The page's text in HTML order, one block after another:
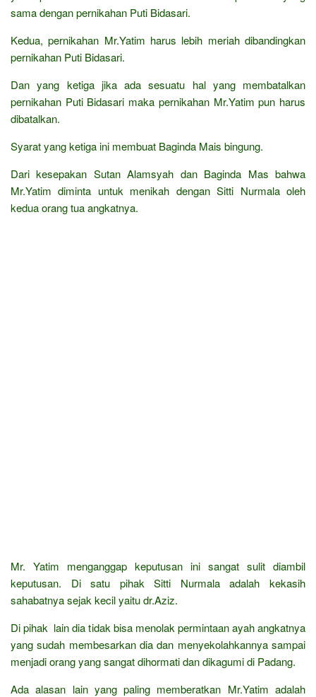
sama dengan pernikahan Puti Bidasari.
Kedua, pernikahan Mr.Yatim harus lebih meriah dibandingkan
pernikahan Puti Bidasari.
Dan yang ketiga jika ada sesuatu hal yang membatalkan
pernikahan Puti Bidasari maka pernikahan Mr.Yatim pun harus
dibatalkan.
Syarat yang ketiga ini membuat Baginda Mais bingung.
Dari kesepakan Sutan Alamsyah dan Baginda Mas bahwa
Mr.Yatim diminta untuk menikah dengan Sitti Nurmala oleh
kedua orang tua angkatnya.
Mr. Yatim menganggap keputusan ini sangat sulit diambil
keputusan. Di satu pihak Sitti Nurmala adalah kekasih
sahabatnya sejak kecil yaitu dr.Aziz.
Di pihak lain dia tidak bisa menolak permintaan ayah angkatnya
yang sudah membesarkan dia dan menyekolahkannya sampai
menjadi orang yang sangat dihormati dan dikagumi di Padang.
Ada alasan lain yang paling memberatkan Mr.Yatim adalah